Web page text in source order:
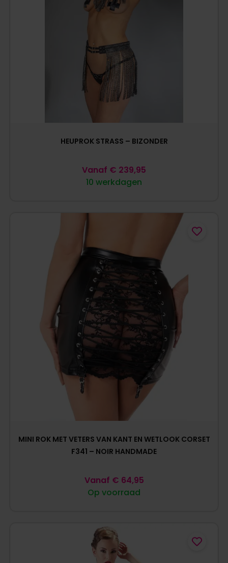
HEUPROK STRASS – BIZONDER
10 werkdagen
Vanaf € 239,95
MINI ROK MET VETERS VAN KANT EN WETLOOK CORSET
F341 – NOIR HANDMADE
Op voorraad
Vanaf € 64,95